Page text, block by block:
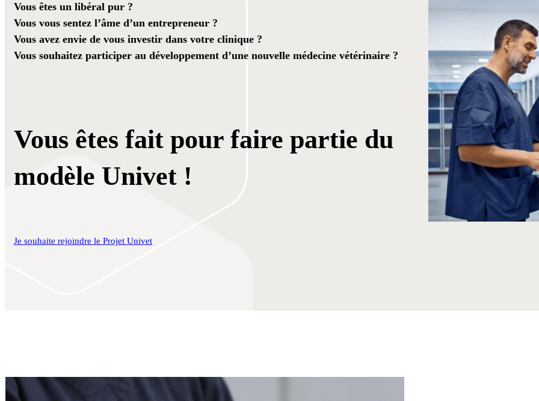
Vous êtes un libéral pur ?
Vous vous sentez l’âme d’un entrepreneur ?
Vous avez envie de vous investir dans votre clinique ?
Vous souhaitez participer au développement d’une nouvelle médecine vétérinaire ?
Vous êtes fait pour faire partie du
modèle Univet !
Je souhaite rejoindre le Projet Univet